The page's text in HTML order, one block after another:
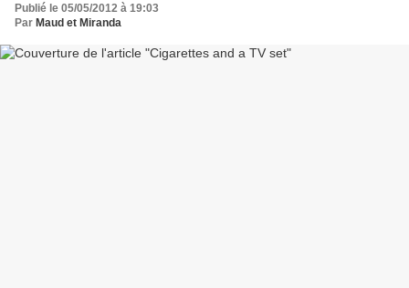
Publié le 05/05/2012 à 19:03
Par Maud et Miranda